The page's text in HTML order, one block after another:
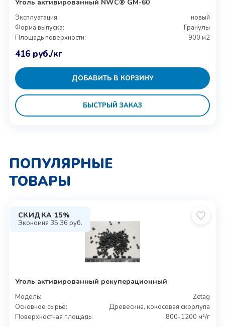
Уголь активированный NWC® GM-60
Эксплуатация:
новый
Форма выпуска:
Гранулы
Площадь поверхности:
900 м2
416 руб./кг
ДОБАВИТЬ В КОРЗИНУ
БЫСТРЫЙ ЗАКАЗ
ПОПУЛЯРНЫЕ
ТОВАРЫ
СКИДКА 15%
Экономия 35,36 руб.
Уголь активированный рекуперационный
Модель:
Zetag
Основное сырьё:
Древесина, кокосовая скорлупа
Поверхностная площадь:
800-1200 м²/г